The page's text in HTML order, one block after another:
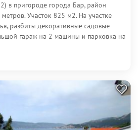
в пригороде города Бар, район
Участок 825 м2. На участке
разбиты декоративные садовые
гараж на 2 машины и парковка на